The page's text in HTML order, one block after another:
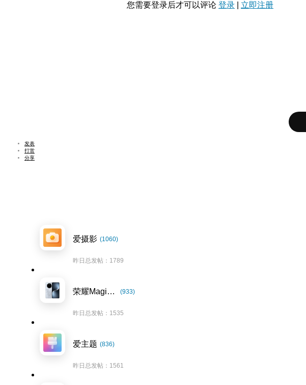
您需要登录后才可以评论 登录 立即注册
发表
打赏
分享
爱摄影 (1060)
昨日总发帖：1789
荣耀Magic7系列 (933)
昨日总发帖：1535
爱主题 (836)
昨日总发帖：1561